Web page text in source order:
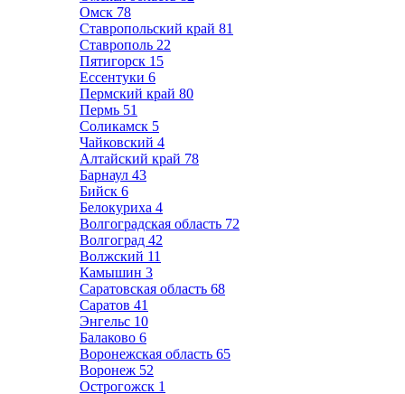
Омск 78
Ставропольский край 81
Ставрополь 22
Пятигорск 15
Ессентуки 6
Пермский край 80
Пермь 51
Соликамск 5
Чайковский 4
Алтайский край 78
Барнаул 43
Бийск 6
Белокуриха 4
Волгоградская область 72
Волгоград 42
Волжский 11
Камышин 3
Саратовская область 68
Саратов 41
Энгельс 10
Балаково 6
Воронежская область 65
Воронеж 52
Острогожск 1